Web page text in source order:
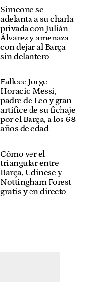
Simeone se
adelanta a su charla
privada con Julián
Álvarez y amenaza
con dejar al Barça
sin delantero
Fallece Jorge
Horacio Messi,
padre de Leo y gran
artífice de su fichaje
por el Barça, a los 68
años de edad
Cómo ver el
triangular entre
Barça, Udinese y
Nottingham Forest
gratis y en directo